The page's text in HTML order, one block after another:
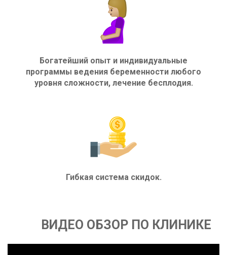
Богатейший опыт и индивидуальные
программы ведения беременности любого
уровня сложности, лечение бесплодия.
Гибкая система скидок.
ВИДЕО ОБЗОР ПО КЛИНИКЕ